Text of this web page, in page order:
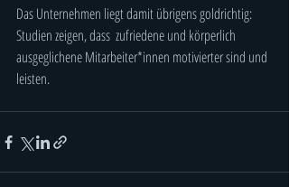
Das Unternehmen liegt damit übrigens goldrichtig:
Studien zeigen, dass  zufriedene und körperlich
ausgeglichene Mitarbeiter*innen motivierter sind und
leisten.